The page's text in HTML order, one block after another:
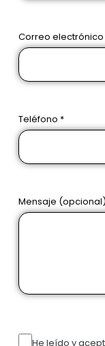
Correo electrónico
Teléfono *
Mensaje (opcional)
He leído y